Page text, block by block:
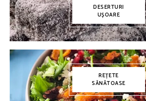
DESERTURI
UȘOARE
REȚETE
SĂNĂTOASE